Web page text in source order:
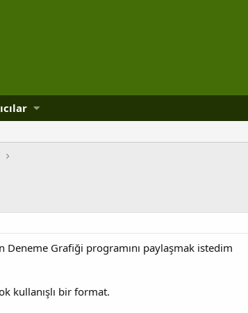
Deneme Grafiği programını paylaşmak istedim
kullanışlı bir format.